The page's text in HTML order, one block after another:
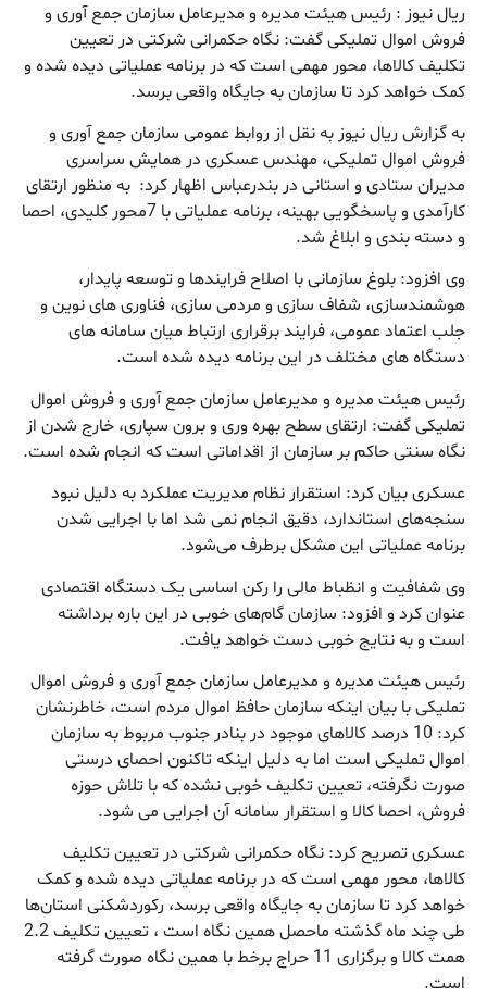
ریال نیوز : رئیس هیئت مدیره و مدیرعامل سازمان جمع آوری و
فروش اموال تملیکی گفت: نگاه حکمرانی شرکتی در تعیین
تکلیف کالاها، محور مهمی است که در برنامه عملیاتی دیده شده و
کمک خواهد کرد تا سازمان به جایگاه واقعی برسد.
به گزارش ریال نیوز به نقل از روابط عمومی سازمان جمع آوری و
فروش اموال تملیکی، مهندس عسکری در همایش سراسری
مدیران ستادی و استانی در بندرعباس اظهار کرد: به منظور ارتقای
کارآمدی و پاسخگویی بهینه، برنامه عملیاتی با 7محور کلیدی، احصا
و دسته بندی و ابلاغ شد.
وی افزود: بلوغ سازمانی با اصلاح فرایندها و توسعه پایدار،
هوشمندسازی، شفاف سازی و مردمی سازی، فناوری های نوین و
جلب اعتماد عمومی، فرایند برقراری ارتباط میان سامانه های
دستگاه های مختلف در این برنامه دیده شده است.
رئیس هیئت مدیره و مدیرعامل سازمان جمع آوری و فروش اموال
تملیکی گفت: ارتقای سطح بهره وری و برون سپاری، خارج شدن از
نگاه سنتی حاکم بر سازمان از اقداماتی است که انجام شده است.
عسکری بیان کرد: استقرار نظام مدیریت عملکرد به دلیل نبود
سنجه‌های استاندارد، دقیق انجام نمی شد اما با اجرایی شدن
برنامه عملیاتی این مشکل برطرف می‌شود.
وی شفافیت و انظباط مالی را رکن اساسی یک دستگاه اقتصادی
عنوان کرد و افزود: سازمان گام‌های خوبی در این باره برداشته
است و به نتایج خوبی دست خواهد یافت.
رئیس هیئت مدیره و مدیرعامل سازمان جمع آوری و فروش اموال
تملیکی با بیان اینکه سازمان حافظ اموال مردم است، خاطرنشان
کرد: 10 درصد کالاهای موجود در بنادر جنوب مربوط به سازمان
اموال تملیکی است اما به دلیل اینکه تاکنون احصای درستی
صورت نگرفته، تعیین تکلیف خوبی نشده که با تلاش حوزه
فروش، احصا کالا و استقرار سامانه آن اجرایی می شود.
عسکری تصریح کرد: نگاه حکمرانی شرکتی در تعیین تکلیف
کالاها، محور مهمی است که در برنامه عملیاتی دیده شده و کمک
خواهد کرد تا سازمان به جایگاه واقعی برسد، رکوردشکنی استان‌ها
طی چند ماه گذشته ماحصل همین نگاه است ، تعیین تکلیف 2.2
همت کالا و برگزاری 11 حراج برخط با همین نگاه صورت گرفته
است.